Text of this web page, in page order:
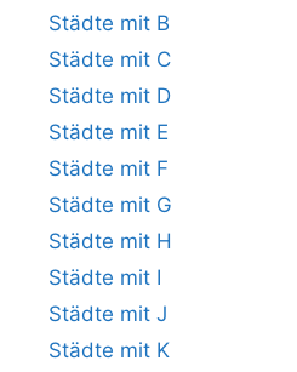
Städte mit B
Städte mit C
Städte mit D
Städte mit E
Städte mit F
Städte mit G
Städte mit H
Städte mit I
Städte mit J
Städte mit K